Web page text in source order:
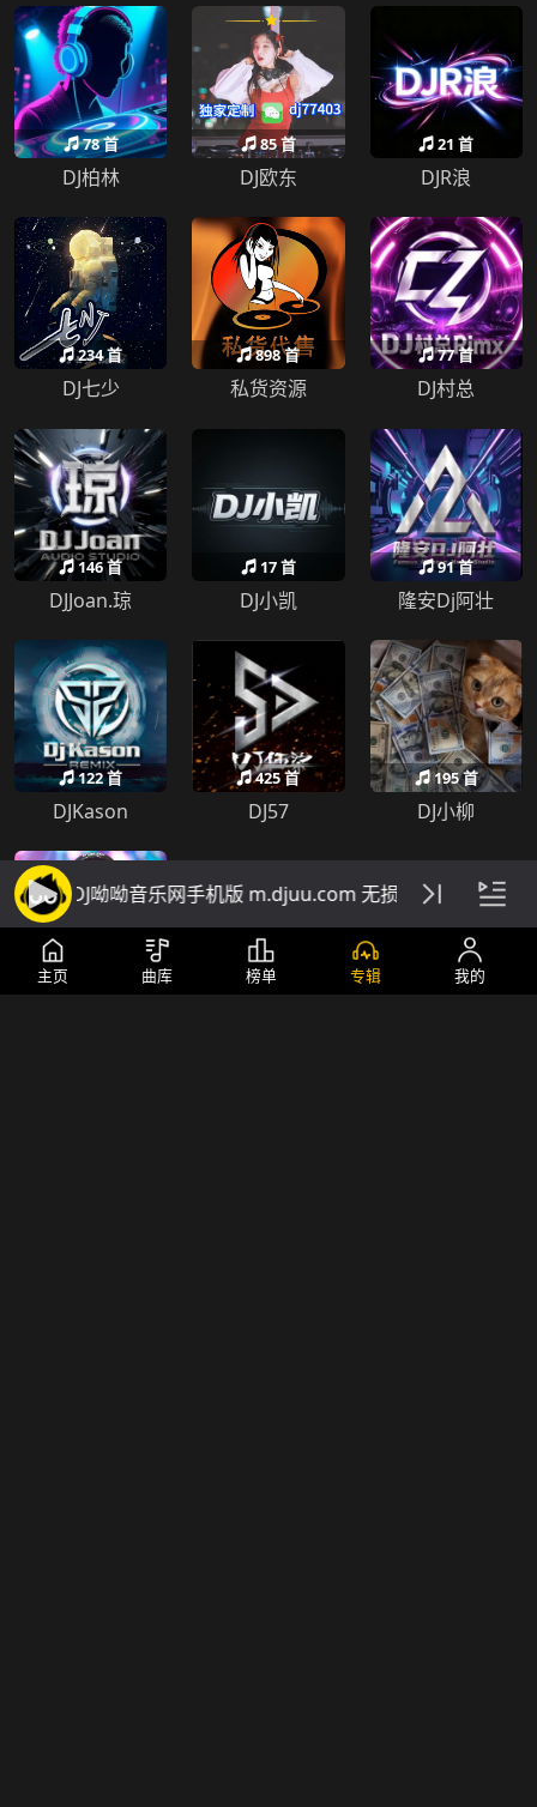
78 首
DJ柏林
85 首
DJ欧东
21 首
DJR浪
234 首
DJ七少
898 首
私货资源
77 首
DJ村总
146 首
DJJoan.琼
17 首
DJ小凯
91 首
隆安Dj阿壮
122 首
DJKason
425 首
DJ57
195 首
DJ小柳
196 首 26 首
DJ呦呦音乐网手机版 m.djuu.com 无损高音质DJ舞曲下
主页 曲库 榜单 专辑 我的